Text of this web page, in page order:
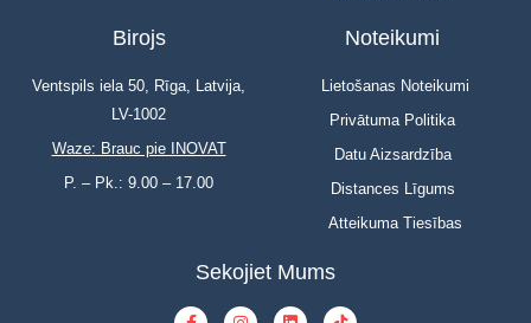
Birojs
Ventspils iela 50, Rīga, Latvija,
LV-1002
Waze: Brauc pie INOVAT
P. – Pk.: 9.00 – 17.00
Noteikumi
Lietošanas Noteikumi
Privātuma Politika
Datu Aizsardzība
Distances Līgums
Atteikuma Tiesības
Sekojiet Mums